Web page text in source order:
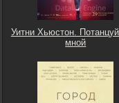
Уитни Хьюстон.
мной